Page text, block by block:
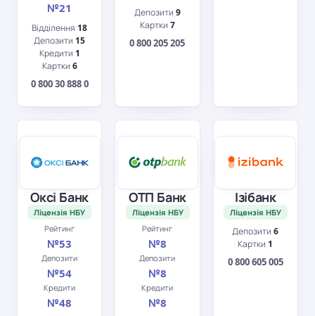
№21
Відділення 18
Депозити 15
Кредити 1
Картки 6
0 800 30 888 0
Депозити 9
Картки 7
0 800 205 205
Оксі Банк
Ліцензія НБУ
Рейтинг
№53
Депозити
№54
Кредити
№48
ОТП Банк
Ліцензія НБУ
Рейтинг
№8
Депозити
№8
Кредити
№8
Ізібанк
Ліцензія НБУ
Депозити6
Картки 1
0 800 605 005